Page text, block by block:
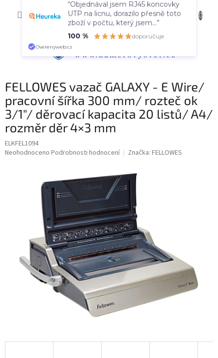
CZK
FELLOWES vazač GALAXY - E Wire/
pracovní šířka 300 mm/ rozteč ok
3/1"/ děrovací kapacita 20 listů/ A4/
rozměr děr 4×3 mm
ELKFEL1094
Průměrné
Neohodnoceno Podrobnosti hodnocení Značka: FELLOWES
“Objednával jsem RJ45 koncovky
UTP na licnu, dorazilo přesně toto
zboží v počtu, který jsem...”
100 %
Overenyweb.cz